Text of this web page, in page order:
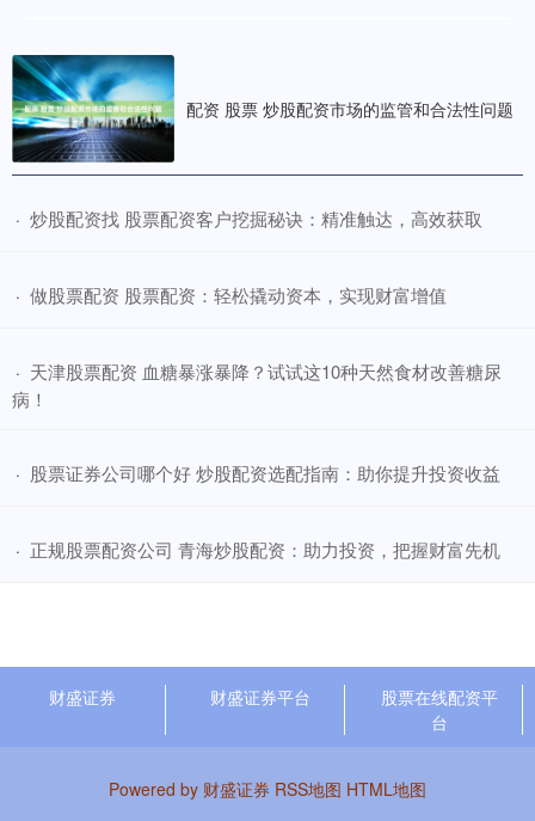
配资 股票 炒股配资市场的监管和合法性问题
· ​炒股配资找 股票配资客户挖掘秘诀：精准触达，高效获取
· ​做股票配资 股票配资：轻松撬动资本，实现财富增值
· ​天津股票配资 血糖暴涨暴降？试试这10种天然食材改善糖尿
病！
· ​股票证券公司哪个好 炒股配资选配指南：助你提升投资收益
· ​正规股票配资公司 青海炒股配资：助力投资，把握财富先机
财盛证券 财盛证券平台
股票在线配资平
台
Powered by 财盛证券 RSS地图 HTML地图